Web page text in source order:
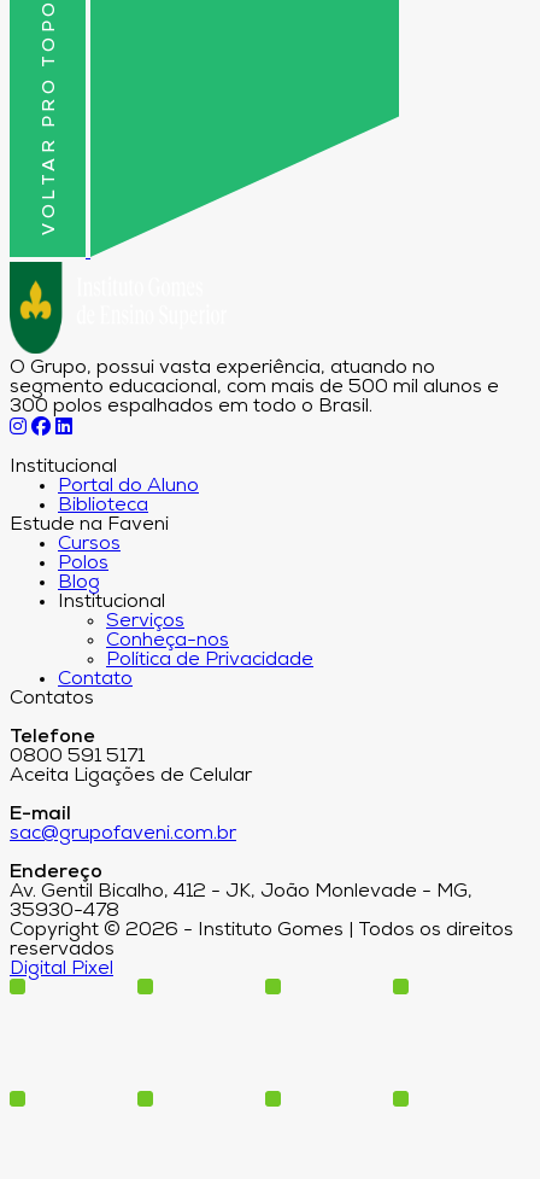
VOLTAR PRO TOPO
O Grupo, possui vasta experiência, atuando no
segmento educacional, com mais de 500 mil alunos e
300 polos espalhados em todo o Brasil.
Institucional
Portal do Aluno
Biblioteca
Estude na Faveni
Cursos
Polos
Blog
Institucional
Serviços
Conheça-nos
Política de Privacidade
Contato
Contatos
Telefone
0800 591 5171
Aceita Ligações de Celular
E-mail
sac@grupofaveni.com.br
Endereço
Av. Gentil Bicalho, 412 - JK, João Monlevade - MG,
35930-478
Copyright © 2026 - Instituto Gomes | Todos os direitos
reservados
Digital Pixel